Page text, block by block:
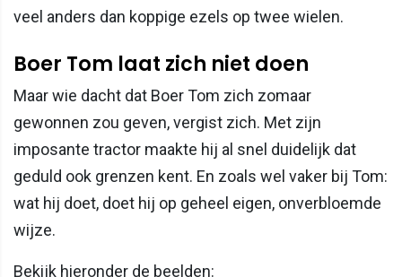
veel anders dan koppige ezels op twee wielen.
Boer Tom laat zich niet doen
Maar wie dacht dat Boer Tom zich zomaar
gewonnen zou geven, vergist zich. Met zijn
imposante tractor maakte hij al snel duidelijk dat
geduld ook grenzen kent. En zoals wel vaker bij Tom:
wat hij doet, doet hij op geheel eigen, onverbloemde
wijze.
Bekijk hieronder de beelden: